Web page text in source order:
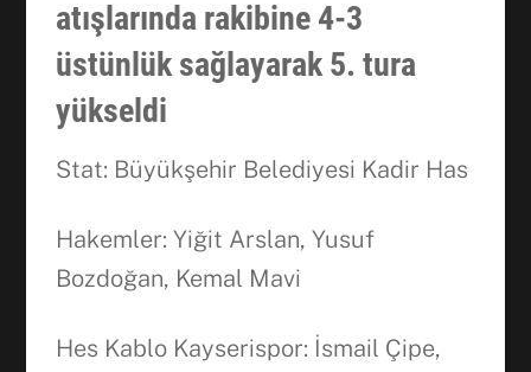
atışlarında rakibine 4-3
üstünlük sağlayarak 5. tura
yükseldi
Stat: Büyükşehir Belediyesi Kadir Has
Hakemler: Yiğit Arslan, Yusuf
Bozdoğan, Kemal Mavi
Hes Kablo Kayserispor: İsmail Çipe,